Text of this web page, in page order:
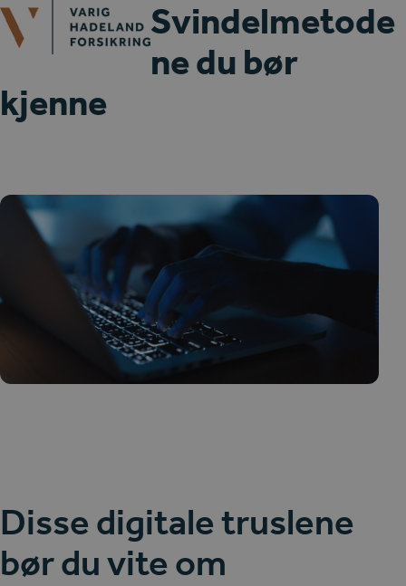
Skip
to
content
Open
mobile
menu
Close
mobile
menu
Svindelmetode
ne du bør
kjenne
Disse digitale truslene
bør du vite om